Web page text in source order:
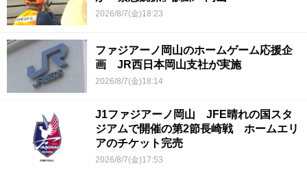
2026/8/7(金)18:23
ファジアーノ岡山のホームゲーム応援企
画 JR西日本岡山支社が実施
2026/8/7(金)18:14
J1ファジアーノ岡山 JFE晴れの国スタ
ジアムで開催の第2節長崎戦 ホームエリ
アのチケット完売
2026/8/7(金)17:53